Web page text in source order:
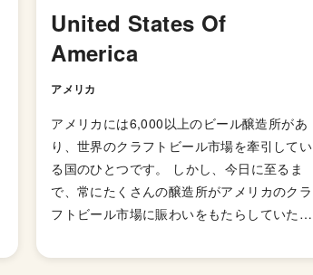
United States Of
America
アメリカ
アメリカには6,000以上のビール醸造所があ
り、世界のクラフトビール市場を牽引してい
る国のひとつです。 しかし、今日に至るま
で、常にたくさんの醸造所がアメリカのクラ
フトビール市場に賑わいをもたらしていた訳
た。 当時、アメリカのビール醸造所の数は